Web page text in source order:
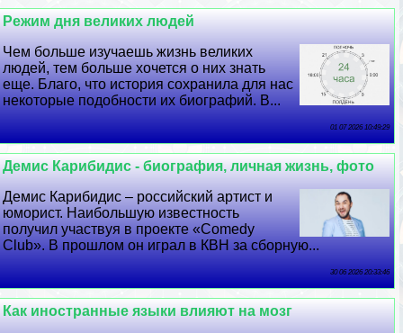
Режим дня великих людей
Чем больше изучаешь жизнь великих
людей, тем больше хочется о них знать
еще. Благо, что история сохранила для нас
некоторые подобности их биографий. В...
01 07 2026 10:49:29
Демис Карибидис - биография, личная жизнь, фото
Демис Карибидис – российский артист и
юморист. Наибольшую известность
получил участвуя в проекте «Comedy
Club». В прошлом он играл в КВН за сборную...
30 06 2026 20:33:46
Как иностранные языки влияют на мозг